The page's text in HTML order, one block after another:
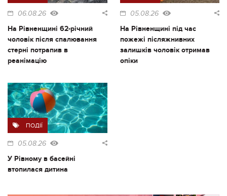
06.08.26
На Рівненщині 62-річний
чоловік після спалювання
стерні потрапив в
реанімацію
05.08.26
На Рівненщині під час
пожежі післяжнивних
залишків чоловік отримав
опіки
ПОДІЇ
05.08.26
У Рівному в басейні
втопилася дитина